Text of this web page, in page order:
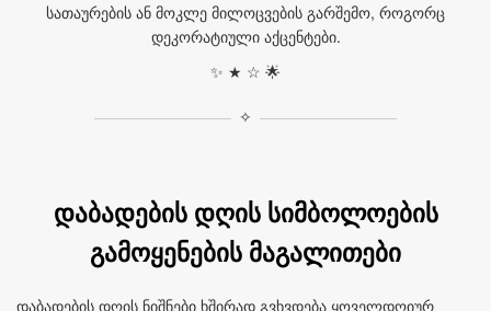
სათაურების ან მოკლე მილოცვების გარშემო, როგორც
დეკორატიული აქცენტები.
✨ ★ ☆ 🌟
✧
დაბადების დღის სიმბოლოების
გამოყენების მაგალითები
დაბადების დღის ნიშნები ხშირად გვხვდება ყოველდღიურ